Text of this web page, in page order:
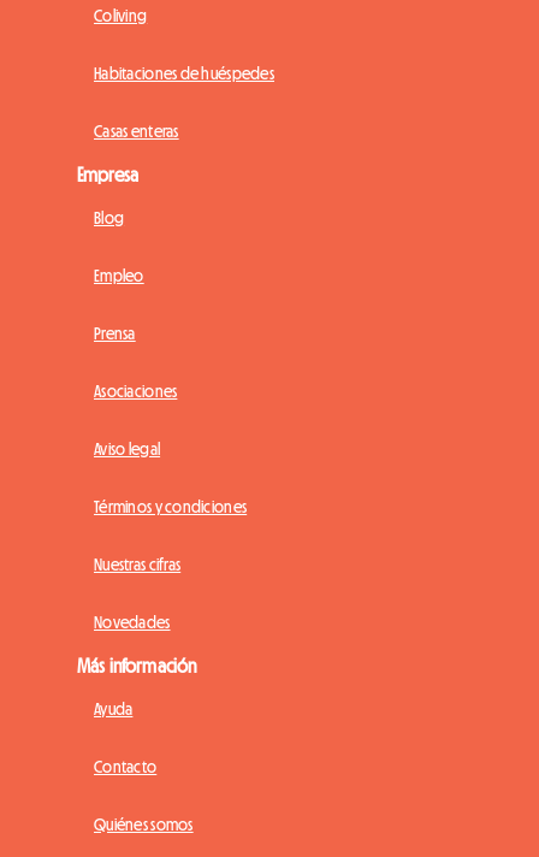
Coliving
Habitaciones de huéspedes
Casas enteras
Empresa
Blog
Empleo
Prensa
Asociaciones
Aviso legal
Términos y condiciones
Nuestras cifras
Novedades
Más información
Ayuda
Contacto
Quiénes somos